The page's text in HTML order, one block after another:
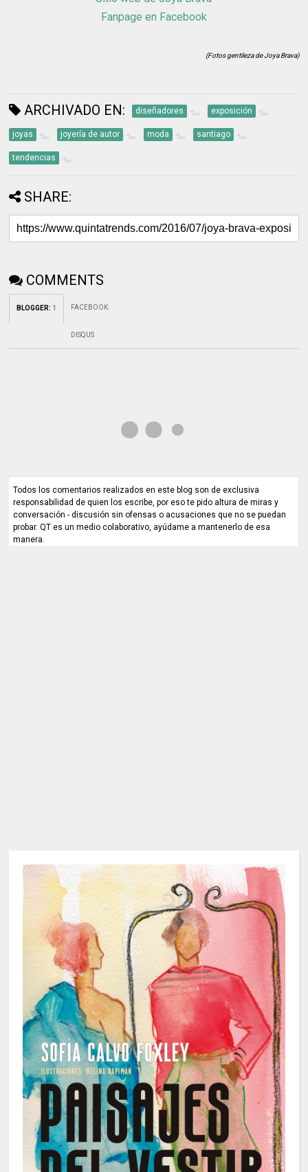
Fanpage en Facebook
(Fotos gentileza de Joya Brava)
ARCHIVADO EN: diseñadores exposición
joyas joyería de autor moda santiago
tendencias
SHARE:
COMMENTS
BLOGGER: 1 FACEBOOK:
DISQUS
Todos los comentarios realizados en este blog son de exclusiva
responsabilidad de quien los escribe, por eso te pido altura de miras y
conversación - discusión sin ofensas o acusaciones que no se puedan
probar. QT es un medio colaborativo, ayúdame a mantenerlo de esa
manera.